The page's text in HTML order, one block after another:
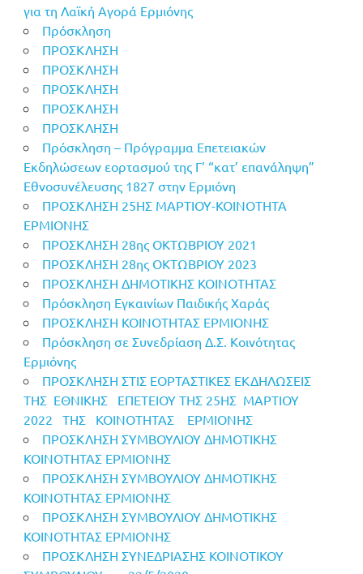
για τη Λαϊκή Αγορά Ερμιόνης
Πρόσκληση
ΠΡΟΣΚΛΗΣΗ
ΠΡΟΣΚΛΗΣΗ
ΠΡΟΣΚΛΗΣΗ
ΠΡΟΣΚΛΗΣΗ
ΠΡΟΣΚΛΗΣΗ
Πρόσκληση – Πρόγραμμα Επετειακών
Εκδηλώσεων εορτασμού της Γ’ “κατ’ επανάληψη”
Εθνοσυνέλευσης 1827 στην Ερμιόνη
ΠΡΟΣΚΛΗΣΗ 25ΗΣ ΜΑΡΤΙΟΥ-ΚΟΙΝΟΤΗΤΑ
ΕΡΜΙΟΝΗΣ
ΠΡΟΣΚΛΗΣΗ 28ης ΟΚΤΩΒΡΙΟΥ 2021
ΠΡΟΣΚΛΗΣΗ 28ης ΟΚΤΩΒΡΙΟΥ 2023
ΠΡΟΣΚΛΗΣΗ ΔΗΜΟΤΙΚΗΣ ΚΟΙΝΟΤΗΤΑΣ
Πρόσκληση Εγκαινίων Παιδικής Χαράς
ΠΡΟΣΚΛΗΣΗ ΚΟΙΝΟΤΗΤΑΣ ΕΡΜΙΟΝΗΣ
Πρόσκληση σε Συνεδρίαση Δ.Σ. Κοινότητας
Ερμιόνης
ΠΡΟΣΚΛΗΣΗ ΣΤΙΣ ΕΟΡΤΑΣΤΙΚΕΣ ΕΚΔΗΛΩΣΕΙΣ
ΤΗΣ ΕΘΝΙΚΗΣ ΕΠΕΤΕΙΟΥ ΤΗΣ 25ΗΣ ΜΑΡΤΙΟΥ
2022 ΤΗΣ ΚΟΙΝΟΤΗΤΑΣ ΕΡΜΙΟΝΗΣ
ΠΡΟΣΚΛΗΣΗ ΣΥΜΒΟΥΛΙΟΥ ΔΗΜΟΤΙΚΗΣ
ΚΟΙΝΟΤΗΤΑΣ ΕΡΜΙΟΝΗΣ
ΠΡΟΣΚΛΗΣΗ ΣΥΜΒΟΥΛΙΟΥ ΔΗΜΟΤΙΚΗΣ
ΚΟΙΝΟΤΗΤΑΣ ΕΡΜΙΟΝΗΣ
ΠΡΟΣΚΛΗΣΗ ΣΥΜΒΟΥΛΙΟΥ ΔΗΜΟΤΙΚΗΣ
ΚΟΙΝΟΤΗΤΑΣ ΕΡΜΙΟΝΗΣ
ΠΡΟΣΚΛΗΣΗ ΣΥΝΕΔΡΙΑΣΗΣ ΚΟΙΝΟΤΙΚΟΥ